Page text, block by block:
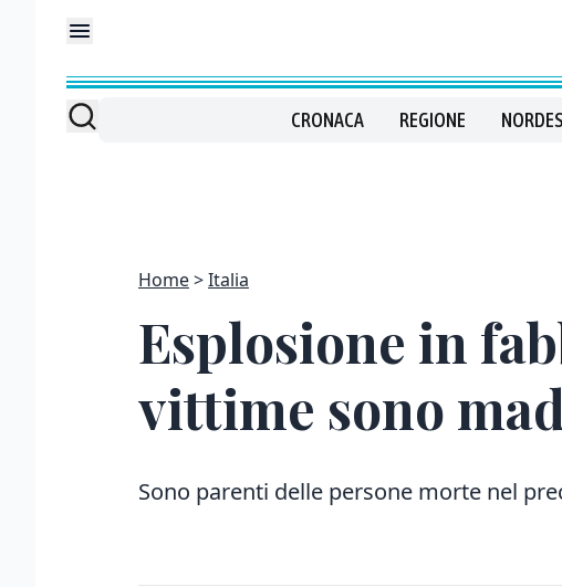
CRONACA REGIONE
Home Italia
Esplosione in
vittime sono
Sono parenti delle persone morte nel